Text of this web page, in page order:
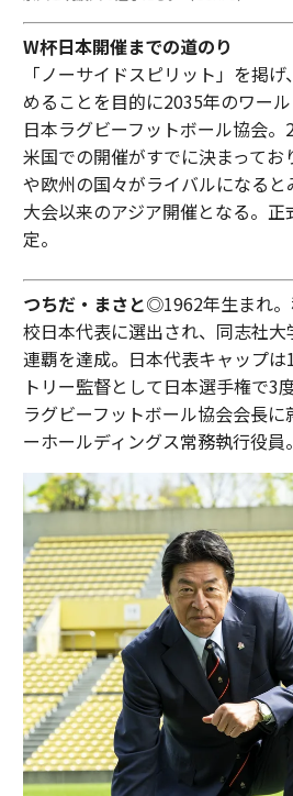
W杯日本開催までの道のり
「ノーサイドスピリット」を掲
めることを目的に2035年のワー
日本ラグビーフットボール協会
米国での開催がすでに決まってお
や欧州の国々がライバルになる
大会以来のアジア開催となる。
定。
つちだ・まさと◎1962年生まれ
校日本代表に選出され、同志社
連覇を達成。日本代表キャップ
トリー監督として日本選手権で3
ラグビーフットボール協会会長
ーホールディングス常務執行役員。